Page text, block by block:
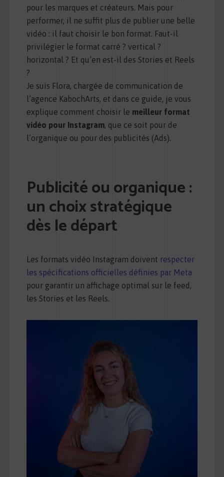
pour les marques et créateurs. Mais pour
performer, il ne suffit plus de publier une belle
vidéo : il faut choisir le bon format. Faut-il
privilégier le format carré ? vertical ?
horizontal ? Et qu’en est-il des Stories et Reels
?
Je suis Flora, chargée de communication de
l’agence KabochArts, et dans ce guide, je vous
explique comment choisir le meilleur format
vidéo pour Instagram, que ce soit pour de
l’organique ou pour des publicités (Ads).
Publicité ou organique :
un choix stratégique
dès le départ
Les formats vidéo Instagram doivent respecter
les spécifications officielles définies par Meta
pour garantir un affichage optimal sur le feed,
les Stories et les Reels.